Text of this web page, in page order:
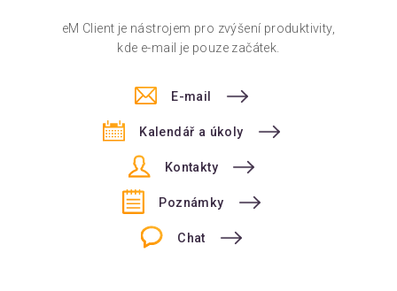
eM Client je nástrojem pro zvýšení produktivity,
kde e-mail je pouze začátek.
E-mail
Kalendář a úkoly
Kontakty
Poznámky
Chat